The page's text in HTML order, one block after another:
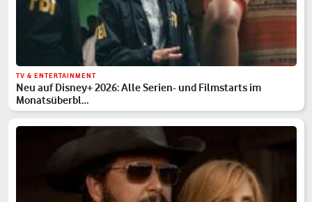
TV & ENTERTAINMENT
Neu auf Disney+ 2026: Alle Serien- und Filmstarts im
Monatsüberbl…